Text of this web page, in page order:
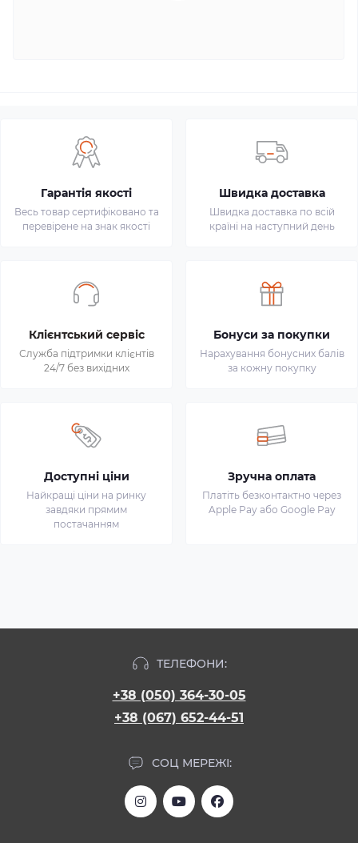
Гарантія якості
Весь товар сертифіковано та
перевірене на знак якості
Швидка доставка
Швидка доставка по всій
країні на наступний день
Клієнтський сервіс
Служба підтримки клієнтів
24/7 без вихідних
Бонуси за покупки
Нарахування бонусних балів
за кожну покупку
Доступні ціни
Найкращі ціни на ринку
завдяки прямим
постачанням
Зручна оплата
Платіть безконтактно через
Apple Pay або Google Pay
ТЕЛЕФОНИ:
+38 (050) 364-30-05
+38 (067) 652-44-51
СОЦ МЕРЕЖІ: